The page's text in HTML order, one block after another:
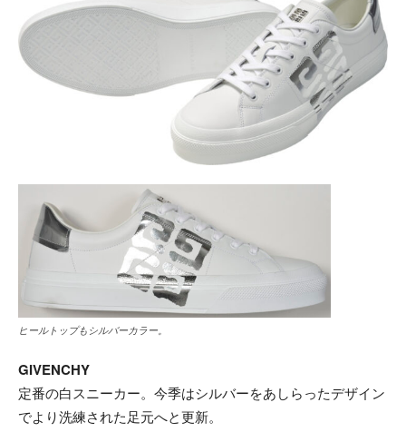
ヒールトップもシルバーカラー。
GIVENCHY
定番の白スニーカー。今季はシルバーをあしらったデザイン
でより洗練された足元へと更新。